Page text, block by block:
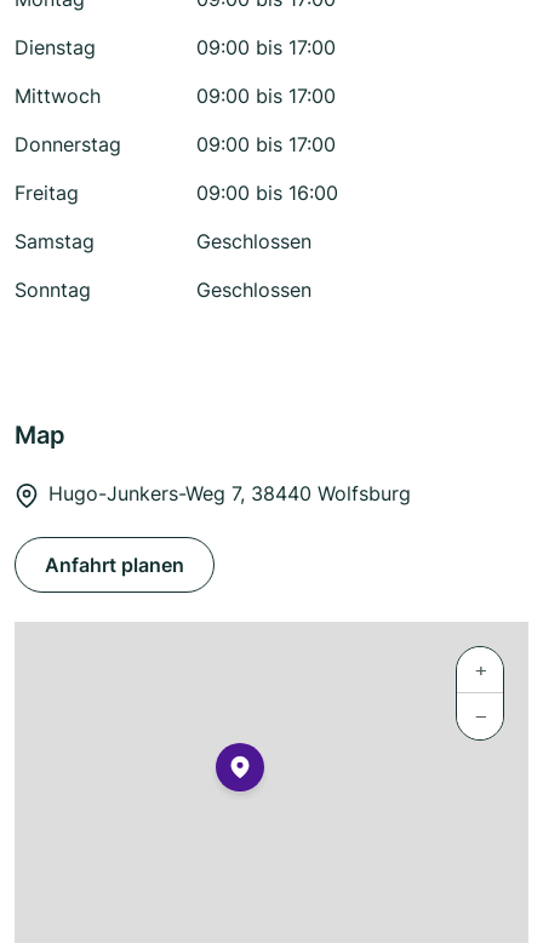
Dienstag
09:00 bis 17:00
Mittwoch
09:00 bis 17:00
Donnerstag
09:00 bis 17:00
Freitag
09:00 bis 16:00
Samstag
Geschlossen
Sonntag
Geschlossen
Map
Hugo-Junkers-Weg 7, 38440 Wolfsburg
Anfahrt planen
+
−